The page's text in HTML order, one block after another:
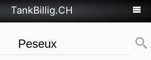
TankBillig.CH